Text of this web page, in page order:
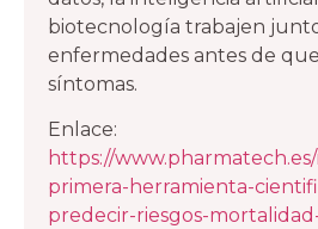
biotecnología trabajen
enfermedades antes de
síntomas.
Enlace:
https://
primera-herramienta-
predecir-riesgos-